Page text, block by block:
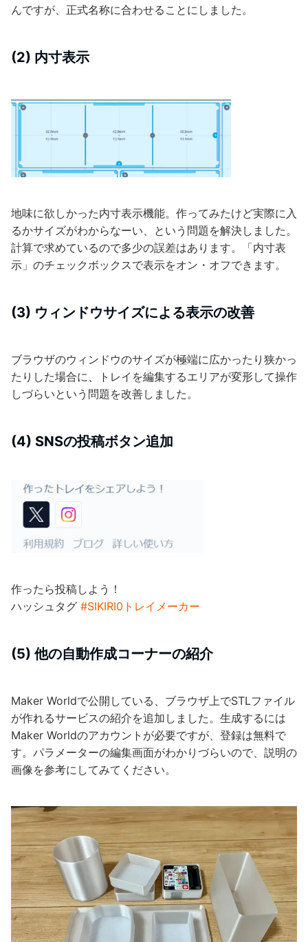
んですが、正式名称に合わせることにしました。
(2) 内寸表示
地味に欲しかった内寸表示機能。作ってみたけど実際に入
るかサイズがわからなーい、という問題を解決しました。
計算で求めているので多少の誤差はあります。「内寸表
示」のチェックボックスで表示をオン・オフできます。
(3) ウィンドウサイズによる表示の改善
ブラウザのウィンドウのサイズが極端に広かったり狭かっ
たりした場合に、トレイを編集するエリアが変形して操作
しづらいという問題を改善しました。
(4) SNSの投稿ボタン追加
作ったら投稿しよう！
ハッシュタグ #SIKIRI0トレイメーカー
(5) 他の自動作成コーナーの紹介
Maker Worldで公開している、ブラウザ上でSTLファイル
が作れるサービスの紹介を追加しました。生成するには
Maker Worldのアカウントが必要ですが、登録は無料で
す。パラメーターの編集画面がわかりづらいので、説明の
画像を参考にしてみてください。